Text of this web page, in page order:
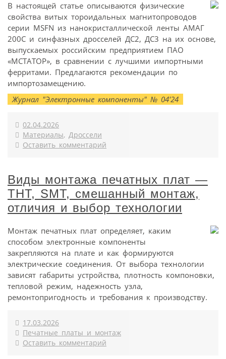
В настоящей статье описываются физические
свойства витых тороидальных магнитопроводов
серии MSFN из нанокристаллической ленты АМАГ
200С и синфазных дросселей ДС2, ДС3 на их основе,
выпускаемых российским предприятием ПАО
«МСТАТОР», в сравнении с лучшими импортными
ферритами. Предлагаются рекомендации по
импортозамещению.
Журнал "Электронные компоненты" № 04'24
02.04.2026
Материалы, Дроссели
Оставить комментарий
Виды монтажа печатных плат —
THT, SMT, смешанный монтаж,
отличия и выбор технологии
Монтаж печатных плат определяет, каким
способом электронные компоненты
закрепляются на плате и как формируются
электрические соединения. От выбора технологии
зависят габариты устройства, плотность компоновки,
тепловой режим, надежность узла,
ремонтопригодность и требования к производству.
17.03.2026
Печатные платы и монтаж
Оставить комментарий